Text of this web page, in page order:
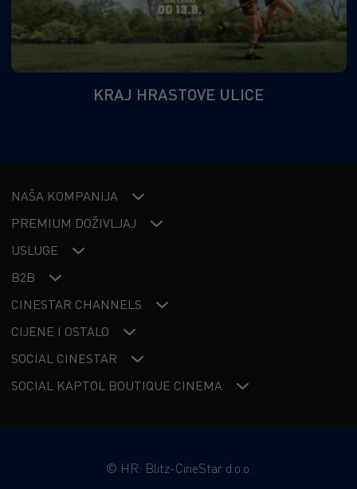
KRAJ HRASTOVE ULICE
NAŠA KOMPANIJA
PREMIUM DOŽIVLJAJ
USLUGE
B2B
CINESTAR CHANNELS
CIJENE I OSTALO
SOCIAL CINESTAR
SOCIAL KAPTOL BOUTIQUE CINEMA
© HR: Blitz-CineStar d.o.o.